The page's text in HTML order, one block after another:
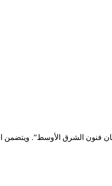
فنون الشرق الأوسط”. ويتضمن